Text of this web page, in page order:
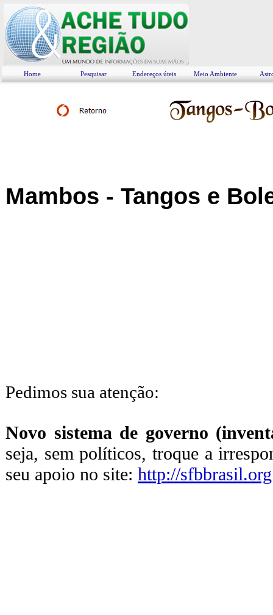
Home Pesquisar Endereços úteis Meio Ambiente
Mambos - Tangos e
Pedimos sua atenção:
Novo sistema de governo
seja, sem políticos, troque a
seu apoio no site: http://sfbbrasil.org